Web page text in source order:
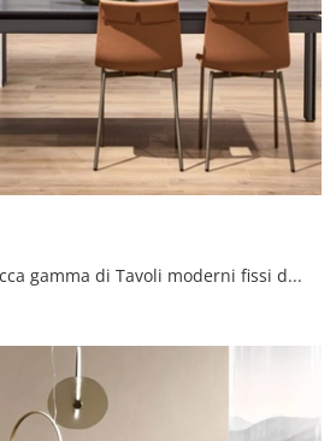
Clicca e scopri una ricca gamma di Tavoli moderni fissi da pranzo! Il modello Willow di Cantori ti aspetta.